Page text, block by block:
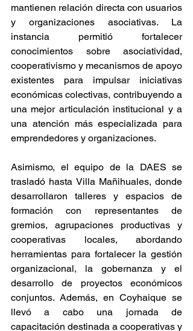
mantienen relación directa con usuarios
y organizaciones asociativas. La
instancia permitió fortalecer
conocimientos sobre asociatividad,
cooperativismo y mecanismos de apoyo
existentes para impulsar iniciativas
económicas colectivas, contribuyendo a
una mejor articulación institucional y a
una atención más especializada para
emprendedores y organizaciones.
Asimismo, el equipo de la DAES se
trasladó hasta Villa Mañihuales, donde
desarrollaron talleres y espacios de
formación con representantes de
gremios, agrupaciones productivas y
cooperativas locales, abordando
herramientas para fortalecer la gestión
organizacional, la gobernanza y el
desarrollo de proyectos económicos
conjuntos. Además, en Coyhaique se
llevó a cabo una jornada de
capacitación destinada a cooperativas y